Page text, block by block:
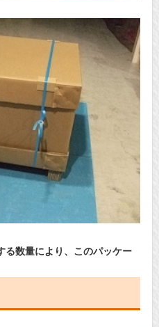
る数量により、このパッケー